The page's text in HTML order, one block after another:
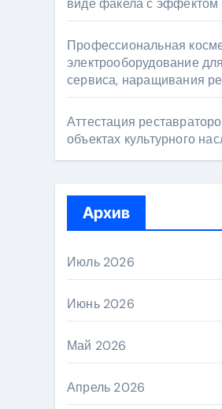
виде факела с эффектом
Профессиональная
электрооборудование
сервиса, наращивания
Аттестация
объектах культурного
Архив
Июль 2026
Июнь 2026
Май 2026
Апрель 2026